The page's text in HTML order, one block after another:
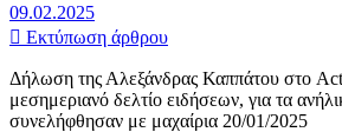
09.02.2025
Εκτύπωση άρθρου
Δήλωση της Αλεξάνδρας Καππάτου στο
μεσημεριανό δελτίο ειδήσεων, για τα
συνελήφθησαν με μαχαίρια 20/01/2025